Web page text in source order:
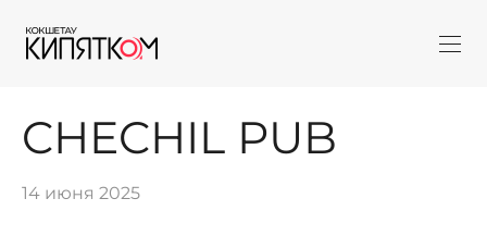
CHECHIL PUB
14 июня 2025